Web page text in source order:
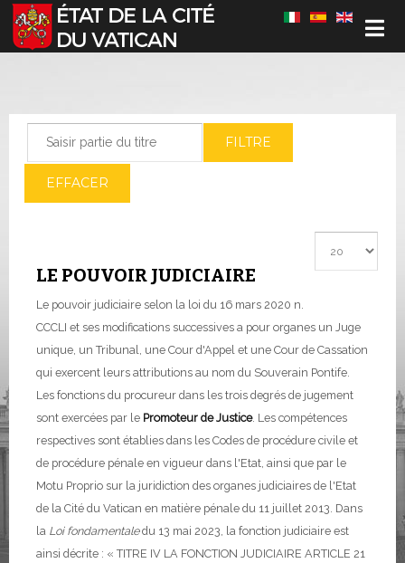
Sélectionnez votre langue
FILTRE
EFFACER
LE POUVOIR JUDICIAIRE
Le pouvoir judiciaire selon la loi du 16 mars 2020 n.
CCCLI et ses modifications successives a pour organes un Juge
unique, un Tribunal, une Cour d'Appel et une Cour de Cassation
qui exercent leurs attributions au nom du Souverain Pontife.
Les fonctions du procureur dans les trois degrés de jugement
sont exercées par le Promoteur de Justice. Les compétences
respectives sont établies dans les Codes de procédure civile et
de procédure pénale en vigueur dans l'Etat, ainsi que par le
Motu Proprio sur la juridiction des organes judiciaires de l'Etat
de la Cité du Vatican en matière pénale du 11 juillet 2013. Dans
la Loi fondamentaledu 13 mai 2023, la fonction judiciaire est
ainsi décrite : « TITRE IV LA FONCTION JUDICIAIRE ARTICLE 21